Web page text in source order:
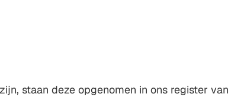
staan deze opgenomen in ons register van